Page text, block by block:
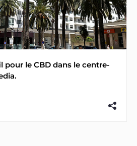
pour le CBD dans le centre-